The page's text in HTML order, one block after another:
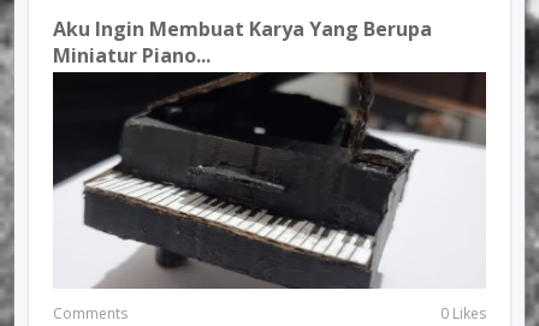
Aku Ingin Membuat Karya Yang Berupa
Miniatur Piano...
Comments 0 Likes